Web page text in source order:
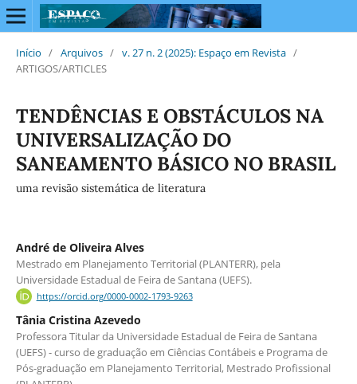
Início / Arquivos / v. 27 n. 2 (2025): Espaço em Revista /
ARTIGOS/ARTICLES
TENDÊNCIAS E OBSTÁCULOS NA
UNIVERSALIZAÇÃO DO
SANEAMENTO BÁSICO NO BRASIL
uma revisão sistemática de literatura
André de Oliveira Alves
Mestrado em Planejamento Territorial (PLANTERR), pela
Universidade Estadual de Feira de Santana (UEFS).
https://orcid.org/0000-0002-1793-9263
Tânia Cristina Azevedo
Professora Titular da Universidade Estadual de Feira de Santana
(UEFS) - curso de graduação em Ciências Contábeis e Programa de
Pós-graduação em Planejamento Territorial, Mestrado Profissional